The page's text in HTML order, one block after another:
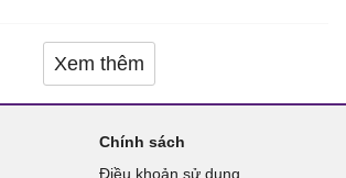
Xem thêm
Chính sách
Điều khoản sử dụng